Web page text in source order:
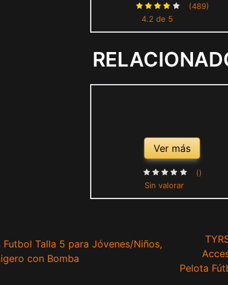
elástica Universal Se Adapta
3# 4# 5 balones de fútbol
4.2 de 5
(489)
Ver más
Sin valorar
()
Futbol Talla 5 para Jóvenes/Niños,
con Bomba
Pelota